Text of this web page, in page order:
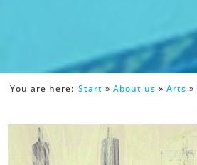
You are here: Start » About us » Arts »